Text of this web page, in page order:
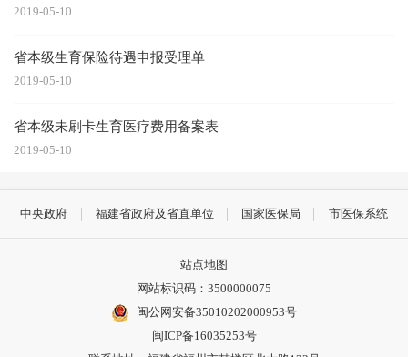
2019-05-10
省本级生育保险待遇申报受理单
2019-05-10
省本级未刷卡生育医疗费用备案表
2019-05-10
中央政府 福建省政府及省直单位 国家医保局 市医保系统
站点地图
网站标识码：3500000075
闽公网安备35010202000953号
闽ICP备16035253号